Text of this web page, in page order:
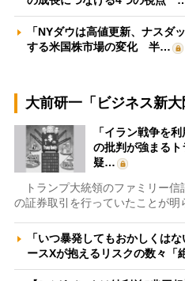
「NYダウは高値更新、ナスダ
する米国株市場の変化 半…
大前研一「ビジネス新
「イラン戦争を
の批判が強まる
疑…
トランプ大統領のファミリー信
の証券取引を行っていたことが
「いつ暴発してもおかしくは
ースXが抱えるリスクの数々「